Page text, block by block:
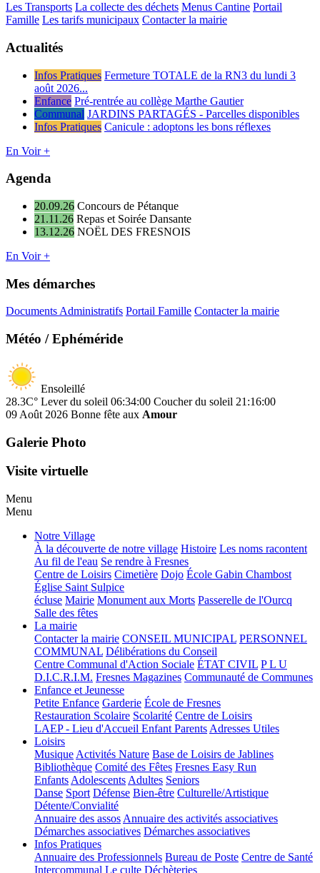
Les Transports La collecte des déchets Menus Cantine Portail
Famille Les tarifs municipaux Contacter la mairie
Actualités
Infos Pratiques Fermeture TOTALE de la RN3 du lundi 3
août 2026...
Enfance Pré-rentrée au collège Marthe Gautier
Communal JARDINS PARTAGÉS - Parcelles disponibles
Infos Pratiques Canicule : adoptons les bons réflexes
En Voir +
Agenda
20.09.26 Concours de Pétanque
21.11.26 Repas et Soirée Dansante
13.12.26 NOËL DES FRESNOIS
En Voir +
Mes démarches
Documents Administratifs Portail Famille Contacter la mairie
Météo / Ephéméride
Ensoleillé
28.3C° Lever du soleil 06:34:00 Coucher du soleil 21:16:00
09 Août 2026 Bonne fête aux Amour
Galerie Photo
Visite virtuelle
Menu
Menu
Notre Village
À la découverte de notre village Histoire Les noms racontent
Au fil de l'eau Se rendre à Fresnes
Centre de Loisirs Cimetière Dojo École Gabin Chambost
Église Saint Sulpice
écluse Mairie Monument aux Morts Passerelle de l'Ourcq
Salle des fêtes
La mairie
Contacter la mairie CONSEIL MUNICIPAL PERSONNEL
COMMUNAL Délibérations du Conseil
Centre Communal d'Action Sociale ÉTAT CIVIL P L U
D.I.C.R.I.M. Fresnes Magazines Communauté de Communes
Enfance et Jeunesse
Petite Enfance Garderie École de Fresnes
Restauration Scolaire Scolarité Centre de Loisirs
LAEP - Lieu d'Accueil Enfant Parents Adresses Utiles
Loisirs
Musique Activités Nature Base de Loisirs de Jablines
Bibliothèque Comité des Fêtes Fresnes Easy Run
Enfants Adolescents Adultes Seniors
Danse Sport Défense Bien-être Culturelle/Artistique
Détente/Convialité
Annuaire des assos Annuaire des activités associatives
Démarches associatives Démarches associatives
Infos Pratiques
Annuaire des Professionnels Bureau de Poste Centre de Santé
Intercommunal Le culte Déchèteries